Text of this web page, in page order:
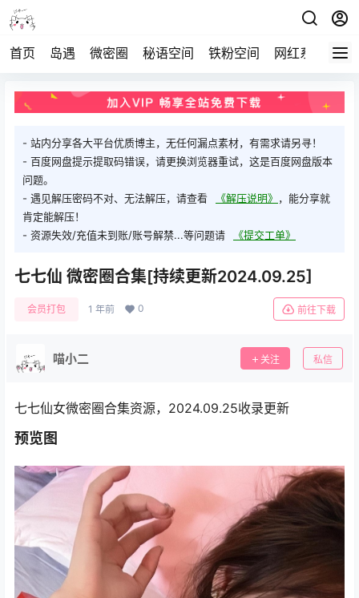
首页 岛遇 微密圈 秘语空间 铁粉空间 网红系列 打
- 站内分享各大平台优质博主，无任何漏点素材，有需求请另寻！
- 百度网盘提示提取码错误，请更换浏览器重试，这是百度网盘版本
问题。
- 遇见解压密码不对、无法解压，请查看
《解压说明》 ，能分享就
肯定能解压！
- 资源失效/充值未到账/账号解禁...等问题请
《提交工单》
七七仙 微密圈合集[持续更新2024.09.25]
会员打包 1 年前 0 前往下载
喵小二 关注 私信
七七仙女微密圈合集资源，2024.09.25收录更新
预览图